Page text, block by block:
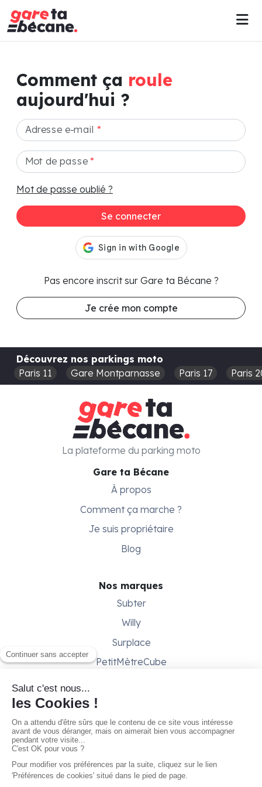
Comment ça roule
aujourd'hui ?
Adresse e-mail *
Mot de passe*
Mot de passe oublié ?
Se connecter
Pas encore inscrit sur Gare ta Bécane ?
Je crée mon compte
Découvrez nos parkings moto
Paris 11
Gare Montparnasse Paris 17 Paris
Gare ta Bécane
À propos
Comment ça marche ?
Je suis propriétaire
Blog
Nos marques
Subter
Willy
Surplace
PetitMètreCube
Besoin d'aide ?
Conditions générales
Gestion des cookies
La plateforme du parking moto